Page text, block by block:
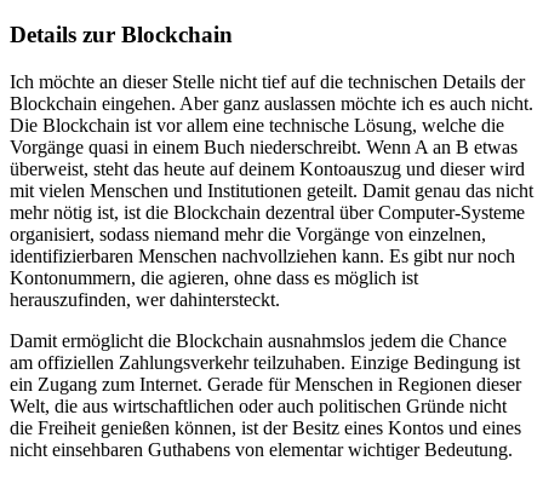
Details zur Blockchain
Ich möchte an dieser Stelle nicht tief auf die technischen Details der
Blockchain eingehen. Aber ganz auslassen möchte ich es auch nicht.
Die Blockchain ist vor allem eine technische Lösung, welche die
Vorgänge quasi in einem Buch niederschreibt. Wenn A an B etwas
überweist, steht das heute auf deinem Kontoauszug und dieser wird
mit vielen Menschen und Institutionen geteilt. Damit genau das nicht
mehr nötig ist, ist die Blockchain dezentral über Computer-Systeme
organisiert, sodass niemand mehr die Vorgänge von einzelnen,
identifizierbaren Menschen nachvollziehen kann. Es gibt nur noch
Kontonummern, die agieren, ohne dass es möglich ist
herauszufinden, wer dahintersteckt.
Damit ermöglicht die Blockchain ausnahmslos jedem die Chance
am offiziellen Zahlungsverkehr teilzuhaben. Einzige Bedingung ist
ein Zugang zum Internet. Gerade für Menschen in Regionen dieser
Welt, die aus wirtschaftlichen oder auch politischen Gründe nicht
die Freiheit genießen können, ist der Besitz eines Kontos und eines
nicht einsehbaren Guthabens von elementar wichtiger Bedeutung.